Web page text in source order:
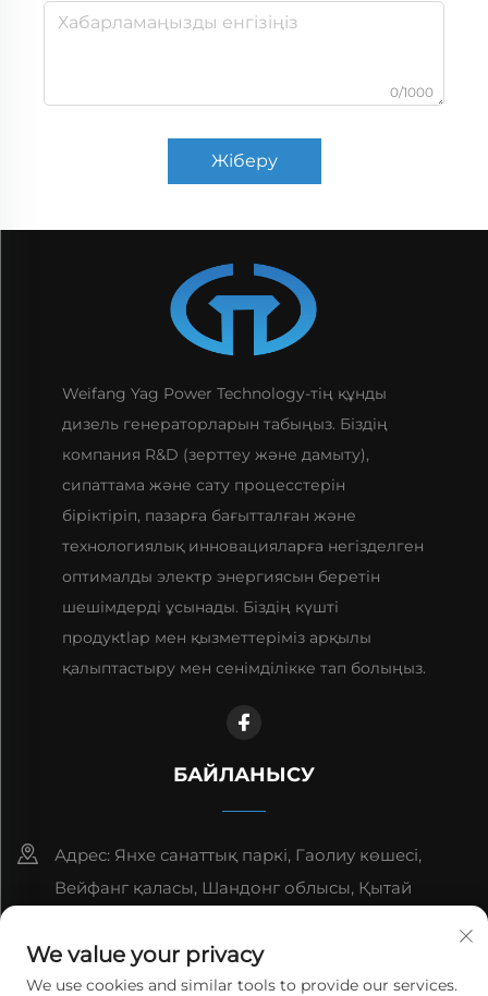
0/1000
Жіберу
Weifang Yag Power Technology-тің құнды
дизель генераторларын табыңыз. Біздің
компания R&D (зерттеу және дамыту),
сипаттама және сату процесстерін
біріктіріп, пазарға бағытталған және
технологиялық инновацияларға негізделген
оптималды электр энергиясын беретін
шешімдерді ұсынады. Біздің күшті
продукtlар мен қызметтеріміз арқылы
қалыптастыру мен сенімділікке тап болыңыз.
БАЙЛАНЫСУ
Адрес: Янхе санаттық паркі, Гаолиу көшесі,
Вейфанг қаласы, Шандонг облысы, Қытай
[email protected]
We value your privacy
We use cookies and similar tools to provide our services.